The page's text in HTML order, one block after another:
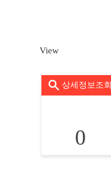
View
상세정보조회
0